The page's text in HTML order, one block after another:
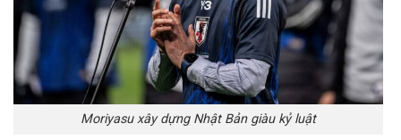
Moriyasu xây dựng Nhật Bản giàu kỷ luật